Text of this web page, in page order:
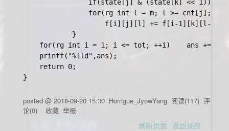
posted @ 2018-09-20 15:30 Horrigue_JyowYang 阅读(117) 评
论(0) 收藏 举报
刷新页面 返回顶部